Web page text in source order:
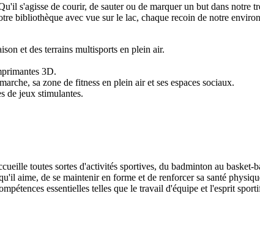
s'agisse de courir, de sauter ou de marquer un but dans notre
bibliothèque avec vue sur le lac, chaque recoin de notre
et des terrains multisports en plein air.
3D.
sa zone de fitness en plein air et ses espaces sociaux.
de jeux stimulantes.
toutes sortes d'activités sportives, du badminton au basket-
aime, de se maintenir en forme et de renforcer sa santé
essentielles telles que le travail d'équipe et l'esprit